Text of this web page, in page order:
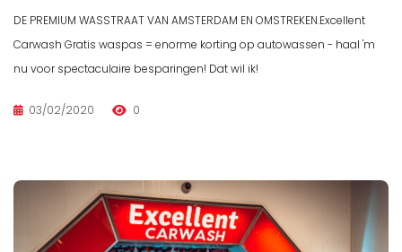
DE PREMIUM WASSTRAAT VAN AMSTERDAM EN OMSTREKEN.Excellent
Carwash Gratis waspas = enorme korting op autowassen - haal 'm
nu voor spectaculaire besparingen! Dat wil ik!
03/02/2020 0